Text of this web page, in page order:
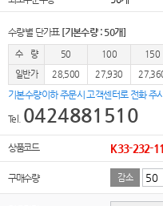
수량별 단가표 [기본수량 : 50개]
수 량 50 100 150
일반가
28,500 27,930
기본수량이하 주문시 고객센터로 전화 주
Tel. 0424881510
상품코드 K33-232-
구매수량 감소